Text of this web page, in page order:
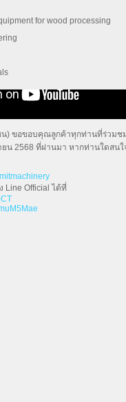
for wood processing
ขอบคุณลูกค้าทุกท่านที่ร่วมชมบู
ยน 2568 ที่ผ่านมา หากท่านใดสน
Line Official ได้ที่